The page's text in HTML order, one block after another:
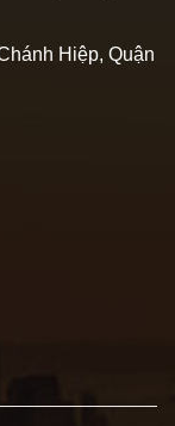
Hiệp, Quận